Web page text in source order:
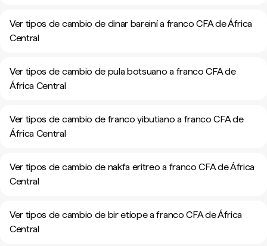
Ver tipos de cambio de dinar bareiní a franco CFA de África
Central
Ver tipos de cambio de pula botsuano a franco CFA de
África Central
Ver tipos de cambio de franco yibutiano a franco CFA de
África Central
Ver tipos de cambio de nakfa eritreo a franco CFA de África
Central
Ver tipos de cambio de bir etíope a franco CFA de África
Central